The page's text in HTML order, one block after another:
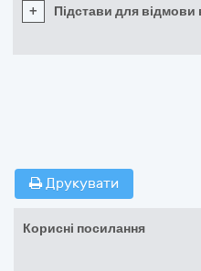
+ Підстави для відмови
Друкувати
Корисні посилання